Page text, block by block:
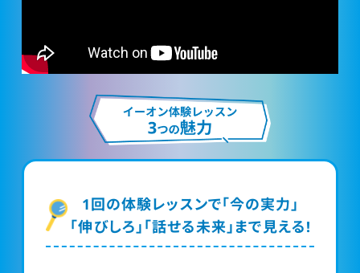
1回の体験レッスンで「今の実力」
「伸びしろ」「話せる未来」まで見える!